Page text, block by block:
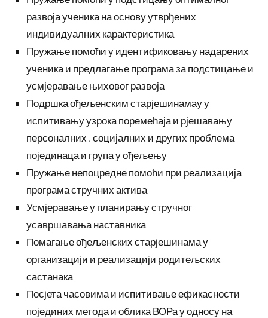
развоја ученика на основу утврђених
индивидуалних карактеристика
Пружање помоћи у идентификовању надарених
ученика и предлагање програма за подстицање и
усмјеравање њиховог развоја
Подршка ођељенским старјешинамау у
испитивању узрока поремећаја и рјешавању
персоналних , социјалних и других проблема
појединаца и група у ођељењу
Пружање непоцредне помоћи при реализација
програма стручних актива
Усмјеравање у планирању стручног
усавршавања наставника
Помагање ођељенских старјешинама у
организацији и реализацији родитељских
састанака
Посјета часовима и испитивање ефикасности
појединих метода и облика ВОРа у односу на